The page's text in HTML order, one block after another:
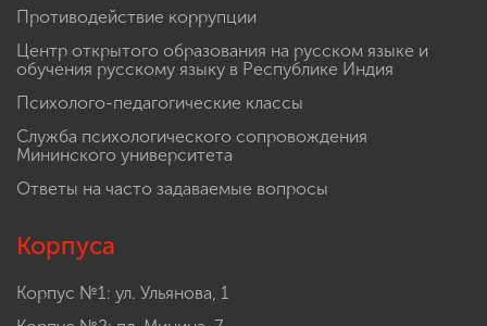
Противодействие коррупции
Центр открытого образования на русском языке и
обучения русскому языку в Республике Индия
Психолого-педагогические классы
Служба психологического сопровождения
Мининского университета
Ответы на часто задаваемые вопросы
Корпуса
Корпус №1: ул. Ульянова, 1